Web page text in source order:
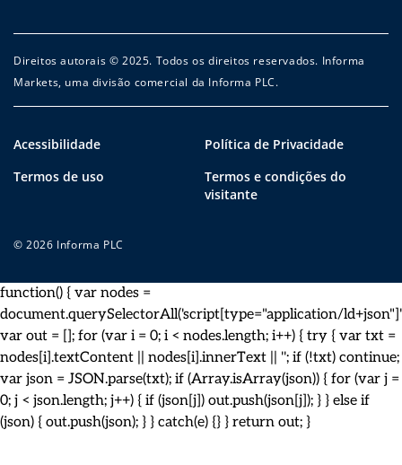
Direitos autorais © 2025. Todos os direitos reservados. Informa
Markets, uma divisão comercial da Informa PLC.
Acessibilidade
Política de Privacidade
Termos de uso
Termos e condições do
visitante
© 2026 Informa PLC
function() { var nodes =
document.querySelectorAll('script[type="application/
var out = []; for (var i = 0; i < nodes.length; i++) { try { var txt =
nodes[i].textContent || nodes[i].innerText || ''; if (!txt) continue;
var json = JSON.parse(txt); if (Array.isArray(json)) { for (var j =
0; j < json.length; j++) { if (json[j]) out.push(json[j]); } } else if
(json) { out.push(json); } } catch(e) {} } return out; }